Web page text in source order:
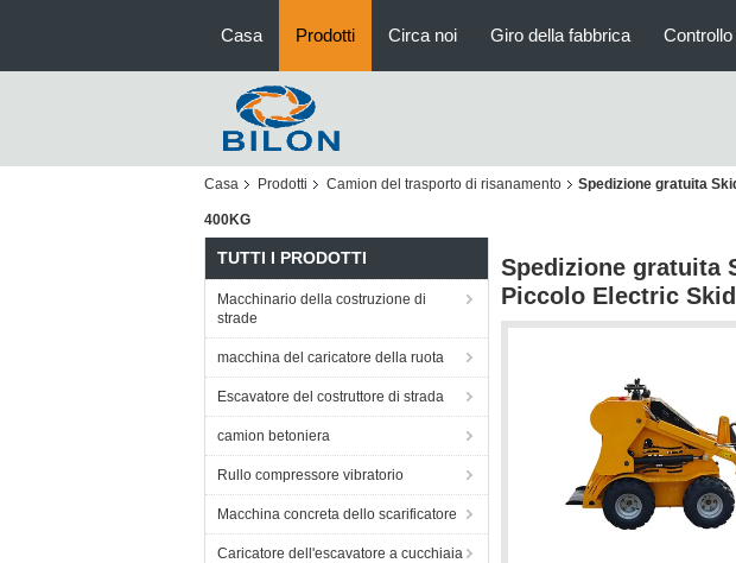
Casa Prodotti Circa noi Giro della fabbrica
Casa Prodotti Camion del trasporto di risanamento Spedizione gratuita
400KG
TUTTI I PRODOTTI
Macchinario della costruzione di
strade
macchina del caricatore della ruota
Escavatore del costruttore di strada
camion betoniera
Rullo compressore vibratorio
Macchina concreta dello scarificatore
Caricatore dell'escavatore a cucchiaia
Spedizione gratuita
Piccolo Electric